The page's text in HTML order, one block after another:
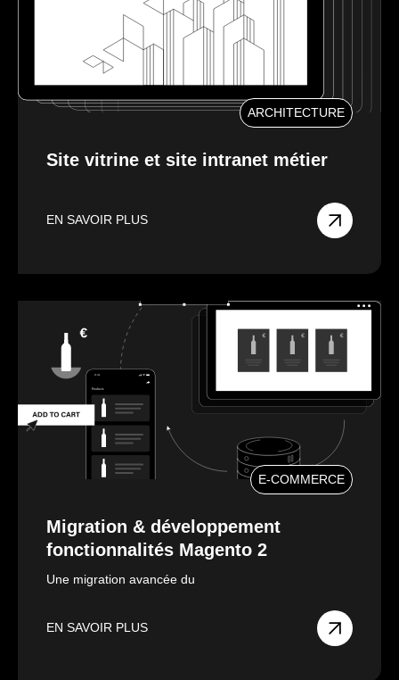
ARCHITECTURE
Site vitrine et site intranet métier
EN SAVOIR PLUS
E-COMMERCE
Migration & développement
fonctionnalités Magento 2
Une migration avancée du
EN SAVOIR PLUS